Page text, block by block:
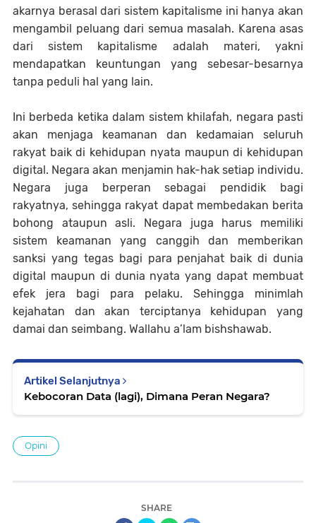
akarnya berasal dari sistem kapitalisme ini hanya akan
mengambil peluang dari semua masalah. Karena asas
dari sistem kapitalisme adalah materi, yakni
mendapatkan keuntungan yang sebesar-besarnya
tanpa peduli hal yang lain.
Ini berbeda ketika dalam sistem khilafah, negara pasti
akan menjaga keamanan dan kedamaian seluruh
rakyat baik di kehidupan nyata maupun di kehidupan
digital. Negara akan menjamin hak-hak setiap individu.
Negara juga berperan sebagai pendidik bagi
rakyatnya, sehingga rakyat dapat membedakan berita
bohong ataupun asli. Negara juga harus memiliki
sistem keamanan yang canggih dan memberikan
sanksi yang tegas bagi para penjahat baik di dunia
digital maupun di dunia nyata yang dapat membuat
efek jera bagi para pelaku. Sehingga minimlah
kejahatan dan akan terciptanya kehidupan yang
damai dan seimbang. Wallahu a’lam bishshawab.
Artikel Selanjutnya
Kebocoran Data (lagi), Dimana Peran Negara?
Opini
SHARE